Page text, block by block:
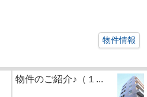
物件情報
物件のご紹介♪（１...